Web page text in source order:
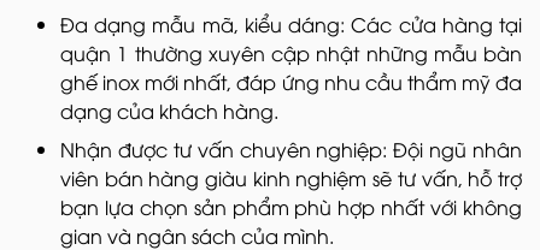
Đa dạng mẫu mã, kiểu dáng: Các cửa hàng tại
quận 1 thường xuyên cập nhật những mẫu bàn
ghế inox mới nhất, đáp ứng nhu cầu thẩm mỹ đa
dạng của khách hàng.
Nhận được tư vấn chuyên nghiệp: Đội ngũ nhân
viên bán hàng giàu kinh nghiệm sẽ tư vấn, hỗ trợ
bạn lựa chọn sản phẩm phù hợp nhất với không
gian và ngân sách của mình.